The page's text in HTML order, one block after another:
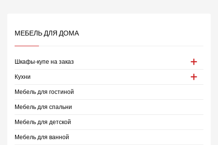
МЕБЕЛЬ ДЛЯ ДОМА
Шкафы-купе на заказ
Кухни
Мебель для гостиной
Мебель для спальни
Мебель для детской
Мебель для ванной